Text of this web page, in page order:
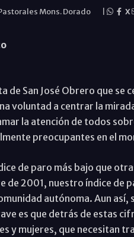
Mons. Dorado X
de San José Obrero que se
voluntad a centrar la
la atención de todos
preocupantes en el
de paro más bajo que
2001, nuestro índice de
autónoma. Aun
es que detrás de estas
y mujeres, que necesitan